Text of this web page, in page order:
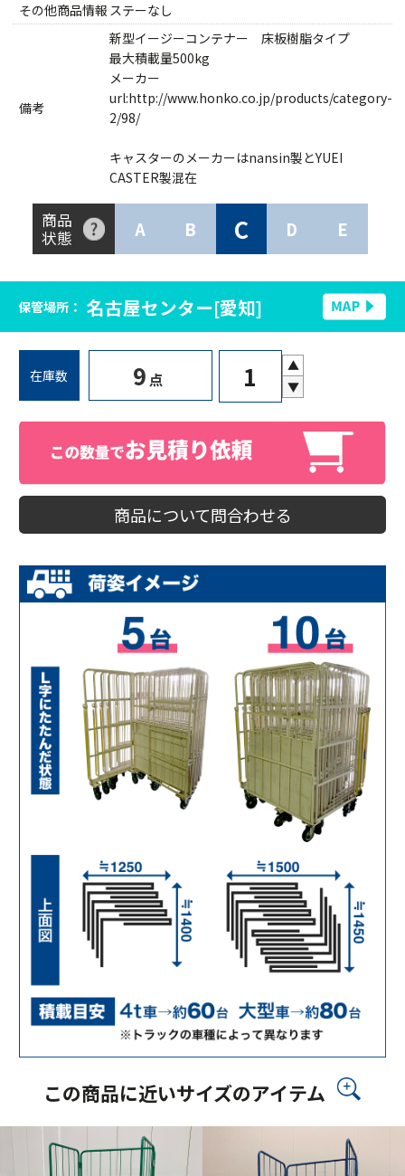
その他商品情報 ステーなし
備考
新型イージーコンテナー 床板樹脂タイプ
最大積載量500kg
メーカー
url:http://www.honko.co.jp/products/category-
2/98/
キャスターのメーカーはnansin製とYUEI
CASTER製混在
商品
状態
A B C D E
保管場所： 名古屋センター[愛知]
在庫数 9 点
▲
▼
商品について問合わせる
この商品に近いサイズのアイテム